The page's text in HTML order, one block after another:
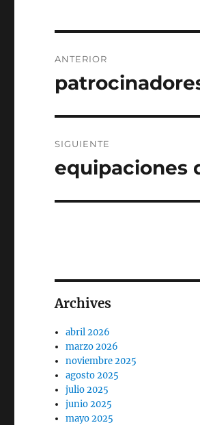
de
ANTERIOR
Entrada
SIGUIENTE
Entrada
equipaciones
Archives
abril 2026
marzo 2026
noviembre 2025
agosto 2025
julio 2025
junio 2025
mayo 2025